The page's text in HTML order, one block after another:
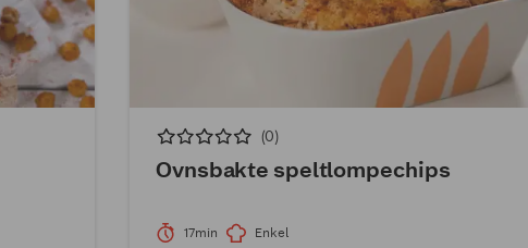
(0)
Ovnsbakte speltlompechips
17min Enkel